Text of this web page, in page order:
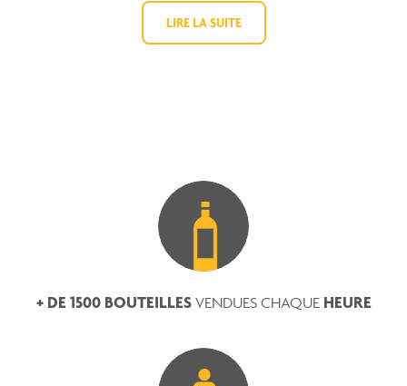
LIRE LA SUITE
+ DE 1500 BOUTEILLESVENDUES CHAQUE HEURE